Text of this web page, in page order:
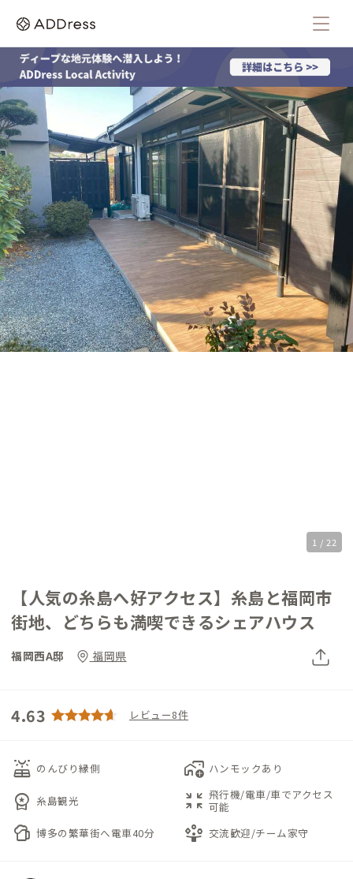
1 / 22
【人気の糸島へ好アクセス】糸島と福岡市
街地、どちらも満喫できるシェアハウス
福岡西A邸 福岡県
4.63 レビュー8件
solar_power のんびり縁側 add_home_work ハンモックあり
workspace_premium 糸島観光 zoom_in_map 飛行機/電車/車でアクセス
可能
sports_bar 博多の繁華街へ電車40分 person_play 交流歓迎/チーム家守